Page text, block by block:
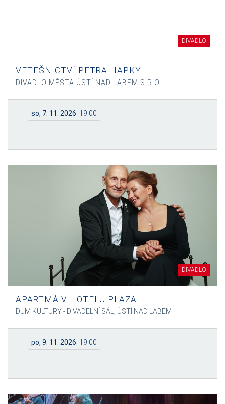
DIVADLO
VETEŠNICTVÍ PETRA HAPKY
DIVADLO MĚSTA ÚSTÍ NAD LABEM S.R.O.
so, 7. 11. 2026 19:00
DIVADLO
APARTMÁ V HOTELU PLAZA
DŮM KULTURY - DIVADELNÍ SÁL, ÚSTÍ NAD LABEM
po, 9. 11. 2026 19:00